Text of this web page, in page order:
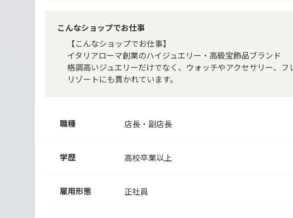
こんなショップでお仕事
【こんなショップでお仕事】
イタリアローマ創業のハイジュエリー・高級宝飾品ブランド
格調高いジュエリーだけでなく、ウォッチやアクセサリー、
リゾートにも貫かれています。
職種 店長・副店長
学歴 高校卒業以上
雇用形態 正社員